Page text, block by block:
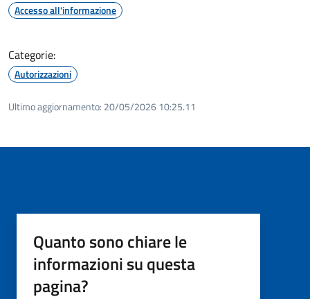
Accesso all'informazione
Categorie:
Autorizzazioni
Ultimo aggiornamento: 20/05/2026 10:25.11
Quanto sono chiare le
informazioni su questa
pagina?